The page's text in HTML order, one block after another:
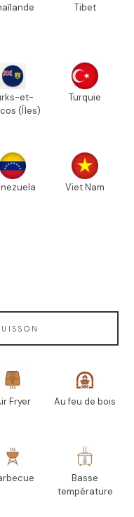
Tibet
et-
(Îles)
Turquie
Viet Nam
Fryer Au feu de bois
Basse
température